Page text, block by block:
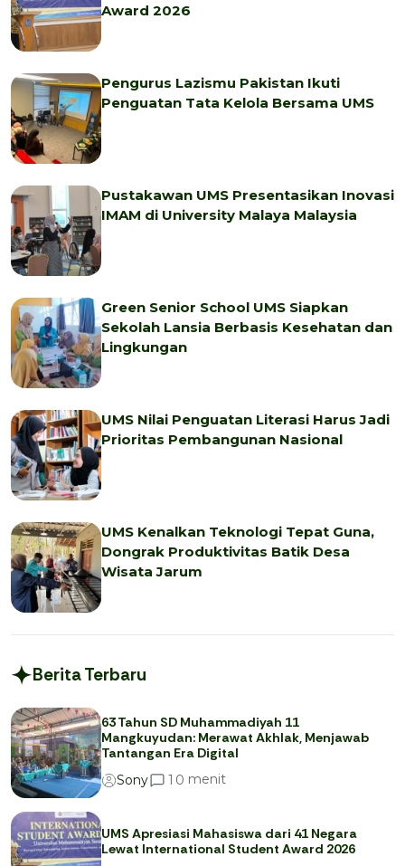
Award 2026
Pengurus Lazismu Pakistan Ikuti
Penguatan Tata Kelola Bersama UMS
Pustakawan UMS Presentasikan Inovasi
IMAM di University Malaya Malaysia
Green Senior School UMS Siapkan
Sekolah Lansia Berbasis Kesehatan dan
Lingkungan
UMS Nilai Penguatan Literasi Harus Jadi
Prioritas Pembangunan Nasional
UMS Kenalkan Teknologi Tepat Guna,
Dongrak Produktivitas Batik Desa
Wisata Jarum
Berita Terbaru
63 Tahun SD Muhammadiyah 11
Mangkuyudan: Merawat Akhlak, Menjawab
Tantangan Era Digital
Sony
1 0 menit
UMS Apresiasi Mahasiswa dari 41 Negara
Lewat International Student Award 2026